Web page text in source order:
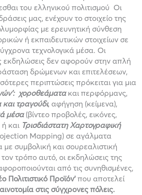
του ελληνικού πολιτισμού Οι
μας, ενέχουν το στοιχείο της
με ερευνητική σύνθεση
ή εκπαιδευτικών στοιχείων σε
τεχνολογικά μέσα. Οι
εκδηλώσεις δεν αφορούν στην απλή
δρώμενων και επιτελέσεων,
περιπτώσεις πρόκειται για μια
χοροθεάματακαι περφόρμανς,
τραγούδι, αφήγηση (κείμενα),
μέσα (βίντεο προβολές, εικόνες,
και Τρισδιάστατη Χαρτογραφική
Mapping) σε αγάλματα
συμβολική και σουρεαλιστική
τρόπο αυτό, οι εκδηλώσεις της
από τις συνηθισμένες,
Πολιτιστικό Προϊόν’ που αποτελεί
στις σύγχρονες πόλεις.